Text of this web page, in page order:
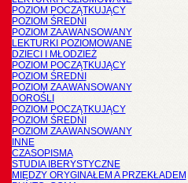
POZIOM POCZĄTKUJĄCY
POZIOM ŚREDNI
POZIOM ZAAWANSOWANY
LEKTURKI POZIOMOWANE
DZIECI I MŁODZIEŻ
POZIOM POCZĄTKUJĄCY
POZIOM ŚREDNI
POZIOM ZAAWANSOWANY
DOROŚLI
POZIOM POCZĄTKUJĄCY
POZIOM ŚREDNI
POZIOM ZAAWANSOWANY
INNE
CZASOPISMA
STUDIA IBERYSTYCZNE
MIĘDZY ORYGINAŁEM A PRZEKŁADEM